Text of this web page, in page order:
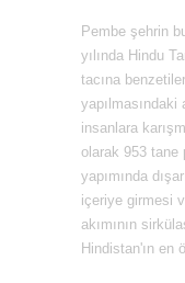
Pembe şehrin
yılında Hindu
tacına
yapılmasındaki
insanlara
olarak 953 tane
yapımında
içeriye girmesi
akımının
Hindistan'ın en